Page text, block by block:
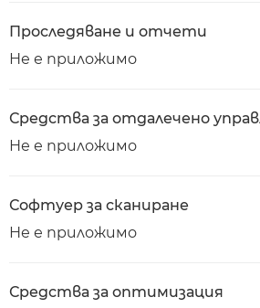
Проследяване и отчети
Не е приложимо
Средства за отдалечено
Не е приложимо
Софтуер за сканиране
Не е приложимо
Средства за оптимизация